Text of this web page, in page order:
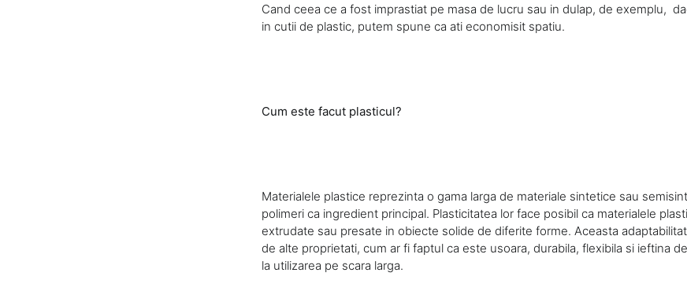
Cand ceea ce a fost imprastiat pe masa de lucru sau in dulap, de exemplu,
in cutii de plastic, putem spune ca ati economisit spatiu.
Cum este facut plasticul?
Materialele plastice reprezinta o gama larga de materiale sintetice sau
polimeri ca ingredient principal. Plasticitatea lor face posibil ca materialele
extrudate sau presate in obiecte solide de diferite forme. Aceasta
de alte proprietati, cum ar fi faptul ca este usoara, durabila, flexibila si ieftina
la utilizarea pe scara larga.